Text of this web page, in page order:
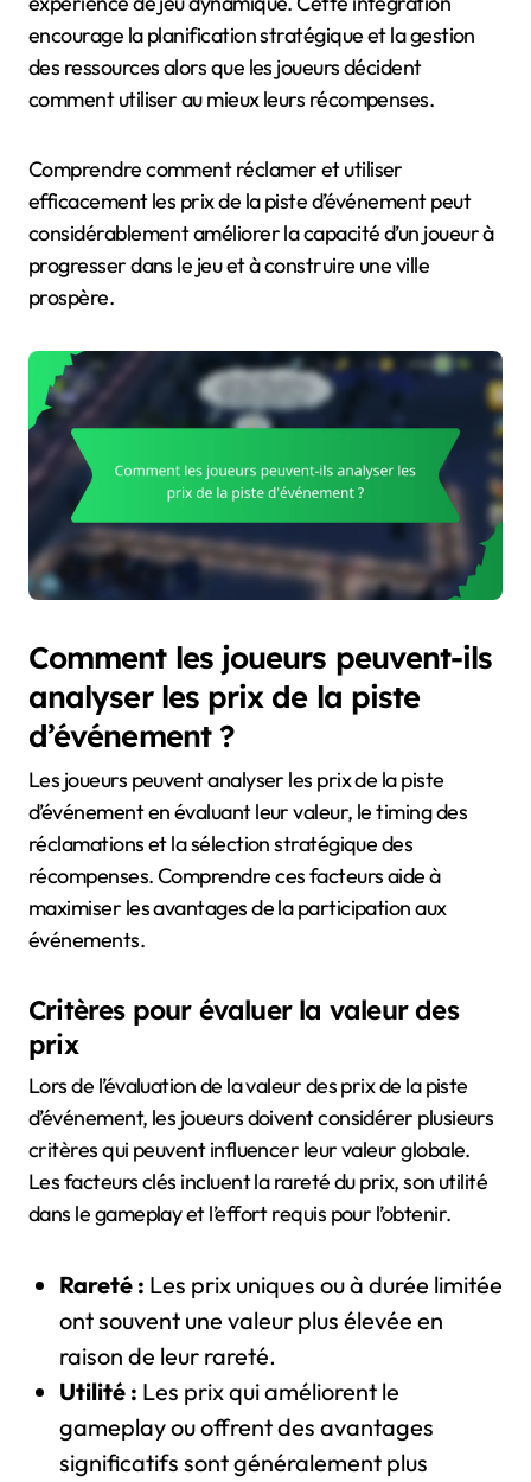
encourage la planification stratégique et la gestion
des ressources alors que les joueurs décident
comment utiliser au mieux leurs récompenses.
Comprendre comment réclamer et utiliser
efficacement les prix de la piste d’événement peut
considérablement améliorer la capacité d’un joueur à
progresser dans le jeu et à construire une ville
prospère.
Comment les joueurs peuvent-ils
analyser les prix de la piste
d’événement ?
Les joueurs peuvent analyser les prix de la piste
d’événement en évaluant leur valeur, le timing des
réclamations et la sélection stratégique des
récompenses. Comprendre ces facteurs aide à
maximiser les avantages de la participation aux
événements.
Critères pour évaluer la valeur des
prix
Lors de l’évaluation de la valeur des prix de la piste
d’événement, les joueurs doivent considérer plusieurs
critères qui peuvent influencer leur valeur globale.
Les facteurs clés incluent la rareté du prix, son utilité
dans le gameplay et l’effort requis pour l’obtenir.
Rareté : Les prix uniques ou à durée limitée
ont souvent une valeur plus élevée en
raison de leur rareté.
Utilité : Les prix qui améliorent le
gameplay ou offrent des avantages
significatifs sont généralement plus